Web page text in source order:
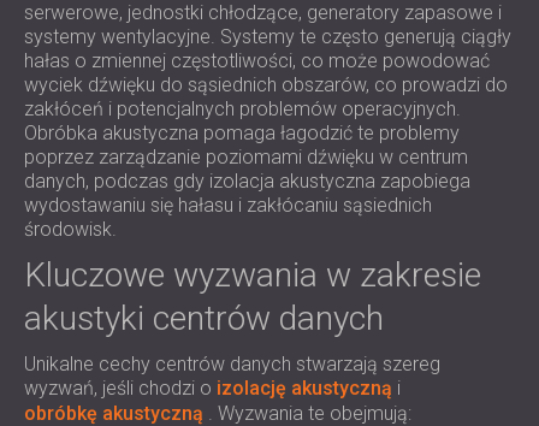
serwerowe, jednostki chłodzące, generatory zapasowe i
systemy wentylacyjne. Systemy te często generują ciągły
hałas o zmiennej częstotliwości, co może powodować
wyciek dźwięku do sąsiednich obszarów, co prowadzi do
zakłóceń i potencjalnych problemów operacyjnych.
Obróbka akustyczna pomaga łagodzić te problemy
poprzez zarządzanie poziomami dźwięku w centrum
danych, podczas gdy izolacja akustyczna zapobiega
wydostawaniu się hałasu i zakłócaniu sąsiednich
środowisk.
Kluczowe wyzwania w zakresie
akustyki centrów danych
Unikalne cechy centrów danych stwarzają szereg
wyzwań, jeśli chodzi o izolację akustyczną i
obróbkę akustyczną . Wyzwania te obejmują: